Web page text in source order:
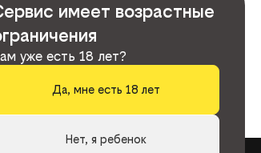
имеет возрастные
уже есть 18 лет?
Да, мне есть 18 лет
Нет, я ребенок